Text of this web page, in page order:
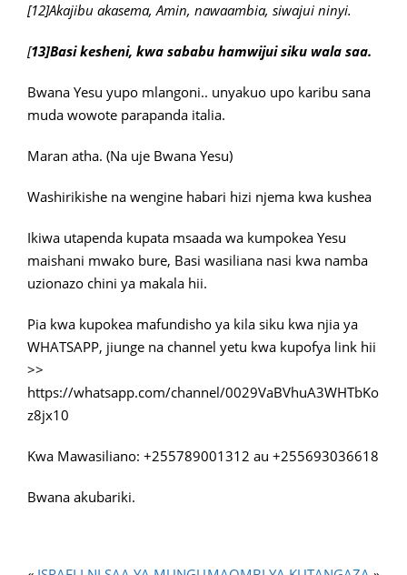
[12]Akajibu akasema, Amin, nawaambia, siwajui ninyi.
[13]Basi kesheni, kwa sababu hamwijui siku wala saa.
Bwana Yesu yupo mlangoni.. unyakuo upo karibu sana
muda wowote parapanda italia.
Maran atha. (Na uje Bwana Yesu)
Washirikishe na wengine habari hizi njema kwa kushea
Ikiwa utapenda kupata msaada wa kumpokea Yesu
maishani mwako bure, Basi wasiliana nasi kwa namba
uzionazo chini ya makala hii.
Pia kwa kupokea mafundisho ya kila siku kwa njia ya
WHATSAPP, jiunge na channel yetu kwa kupofya link hii
>>
https://whatsapp.com/channel/0029VaBVhuA3WHTbKo
z8jx10
Kwa Mawasiliano: +255789001312 au +255693036618
Bwana akubariki.